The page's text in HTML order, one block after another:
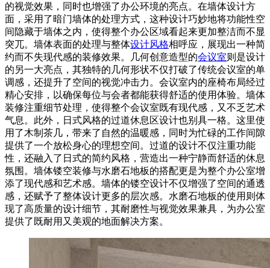
的视觉效果，同时也增强了办公环境的亮点。在墙体设计方
面，采用了暗门墙体的处理方式，这种设计巧妙地将功能性空
间隐藏于墙体之内，使得整个办公区域看起来更加整洁而不显
突兀。墙体表面的处理与整体设计风格相呼应，展现出一种简
约而不失现代感的装修效果。几何创意造型的会议室则是设计
的另一大亮点，其独特的几何形状不仅打破了传统会议室的单
调感，还提升了空间的视觉冲击力。会议室内的座椅布局经过
精心安排，以确保每位与会者都能获得舒适的使用体验。墙体
装修注重细节处理，使得整个会议室既有现代感，又不乏艺术
气息。此外，日式风格的过道休息区设计也别具一格。这里使
用了木制茶几，带来了自然的温暖感，同时为忙碌的工作间隙
提供了一个放松身心的理想空间。过道的设计不仅注重功能
性，还融入了日式的简约风格，营造出一种宁静而舒适的休息
氛围。墙体镂空装修与水磨石地板的搭配更是为整个办公室增
添了现代感和艺术感。墙体的镂空设计不仅增强了空间的通透
感，还赋予了整体设计更多的层次感。水磨石地板的使用则体
现了高质量的设计细节，其耐磨性与视觉效果兼具，为办公室
提供了既耐用又美观的地面解决方案。